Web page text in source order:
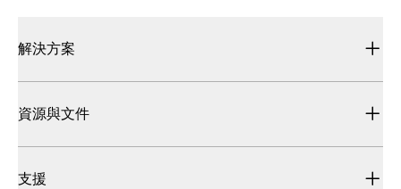
解決方案
資源與文件
支援